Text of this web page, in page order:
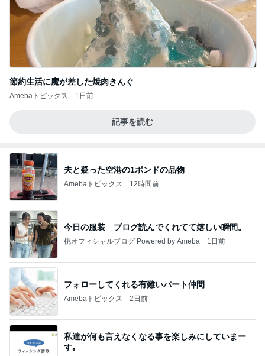
節約生活に魔が差した焼肉きんぐ
Amebaトピックス 1日前
記事を読む
夫と疑った空港の1ポンドの品物
Amebaトピックス 12時間前
今日の服装 ブログ読んでくれてて嬉しい瞬間。
桃オフィシャルブログ Powered by Ameba 1日前
フォローしてくれる有難いパート仲間
Amebaトピックス 2日前
私達が何も言えなくなる事を楽しみにしていまー
す｡